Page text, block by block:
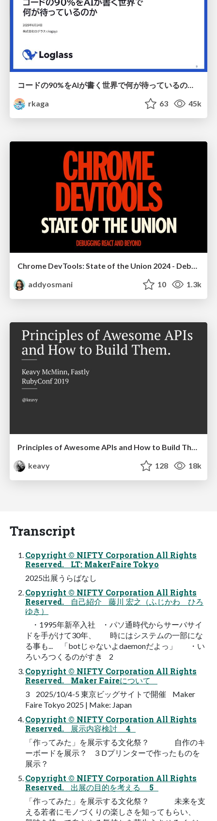
コードの90%をAIが書く世界で何が待っているのか / What awaits us in a world where 90% of the code is written by AI
rkaga
63 45k
Chrome DevTools: State of the Union 2024 - Debugging React & Beyond
addyosmani
10 1.3k
keavy
128 18k
Transcript
Copyright © NIFTY Corporation All Rights
Reserved. LT: MakerFaire Tokyo
2025出展うらばなし
Copyright © NIFTY Corporation All Rights
Reserved. 自己紹介 藤川 宏之（ふじかわ ひろ
ゆき）
・1995年新卒入社 ・パソ通時代からサーバサイ
ドを手がけて30年、 時にはシステムの一部にな
る事も... 「botじゃないよdaemonだよっ」 ・い
ろいろつくるのがすき 2
Copyright © NIFTY Corporation All Rights
Reserved. Maker Faireについて
3 2025/10/4-5 東京ビッグサイトで開催 Maker
Faire Tokyo 2025 | Make: Japan
Copyright © NIFTY Corporation All Rights
Reserved. 展示内容検討 4
「作ってみた」を展示する文化祭？ 自作のキ
ーボードを展示？ ３Dプリンターで作ったものを
展示？
Copyright © NIFTY Corporation All Rights
Reserved. 出展の目的を考える 5
「作ってみた」を展示する文化祭？ 未来を支
える若者にモノづくりの楽しさを知ってもらい、